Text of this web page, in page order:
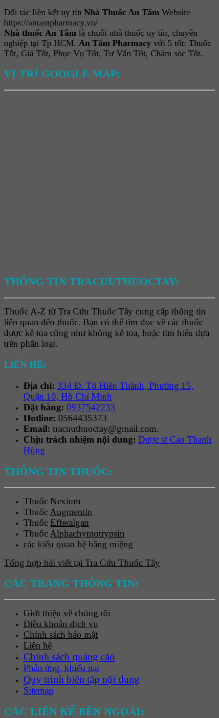
Đối tác liên kết uy tín Nhà Thuốc An Tâm Website
https://antampharmacy.vn/
Nhà thuốc An Tâm là chuỗi nhà thuốc uy tín, chuyên
nghiệp tại Tp HCM. An Tâm Pharmacy với 5 tốt: Thuốc
Tốt, Giá Tốt, Phục Vụ Tốt, Tư Vấn Tốt, Chăm sóc Tốt.
VỊ TRÍ GOOGLE MAP:
THÔNG TIN TRACUUTHUOCTAY:
Thuốc A-Z từ Tra Cứu Thuốc Tây cung cấp thông tin
liên quan đến thuốc. Bạn có thể tìm đọc về các thuốc
được kê toa cũng như không kê toa, hoặc tìm hiểu dựa
trên phân loại.
LIÊN HỆ:
Địa chỉ: 334 Đ. Tô Hiến Thành, Phường 15,
Quận 10, Hồ Chí Minh
Đặt hàng: 0937542233
Hotline: 0564435373
Email: tracuuthuoctay@gmail.com.
Chịu trách nhiệm nội dung: Dược sĩ Cao Thanh
Hùng
THÔNG TIN THUỐC:
Thuốc Nexium
Thuốc Augmentin
Thuốc Efferalgan
Thuốc Alphachymotrypsin
các kiểu quan hệ bằng miệng
Tổng hợp bài viết tại Tra Cứu Thuốc Tây
CÁC TRANG THÔNG TIN:
Giới thiệu về chúng tôi
Điều khoản dịch vụ
Chính sách bảo mật
Liên hệ
Chính sách quảng cáo
Phản ứng, khiếu nại
Quy trình biên tập nội dung
Sitemap
CÁC LIÊN KẾ BÊN NGOÀI: